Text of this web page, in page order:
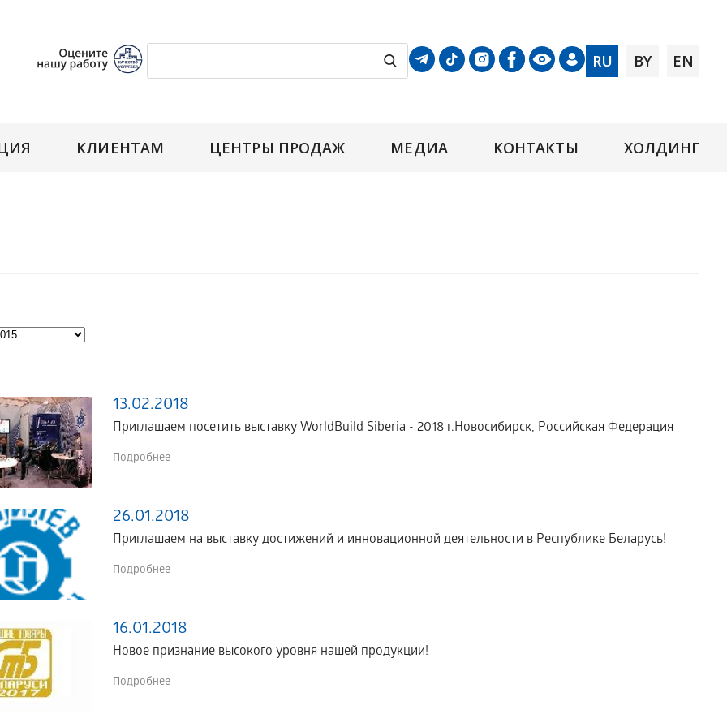
RU BY EN
КЛИЕНТАМ ЦЕНТРЫ ПРОДАЖ МЕДИА КОНТАКТЫ ХОЛДИНГ
13.02.2018
Приглашаем посетить выставку WorldBuild Siberia - 2018 г.Новосибирск, Российская Федерация
Подробнее
26.01.2018
Приглашаем на выставку достижений и инновационной деятельности в Республике Беларусь!
Подробнее
16.01.2018
Новое признание высокого уровня нашей продукции!
Подробнее